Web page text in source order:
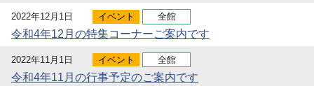
2022年12月1日 イベント 全館
令和4年12月の特集コーナーご案内です
2022年11月1日 イベント 全館
令和4年11月の行事予定のご案内です